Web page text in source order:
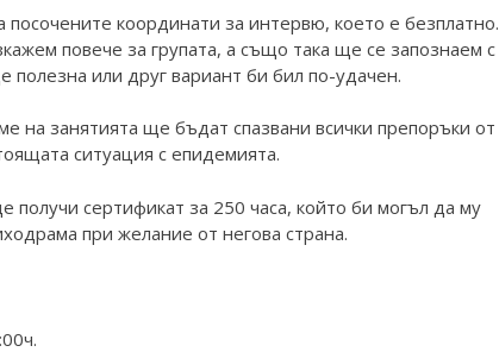
координати за интервю, което е безплатно.
повече за групата, а също така ще се запознаем с
или друг вариант би бил по-удачен.
на занятията ще бъдат спазвани всички препоръки от
ситуация с епидемията.
получи сертификат за 250 часа, който би могъл да му
при желание от негова страна.